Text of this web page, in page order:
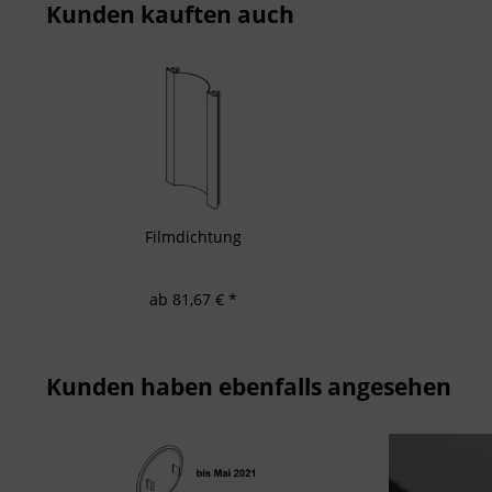
Kunden kauften auch
Filmdichtung
ab 81,67 € *
Kunden haben ebenfalls angesehen